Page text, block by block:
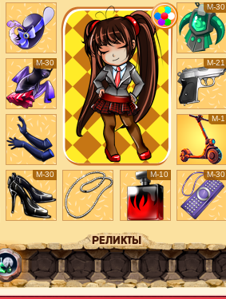
М-30
М-30 М-21
М-1
М-30 М-30
М-10
РЕЛИКТЫ